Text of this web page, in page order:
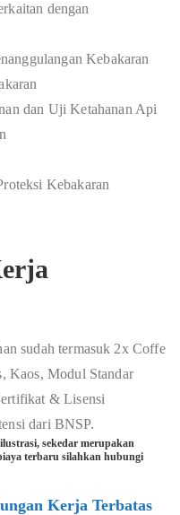
dengan
Kebakaran
dan Uji Ketahanan Api
Kebakaran
sudah termasuk 2x Coffe
Kaos, Modul Standar
& Lisensi
dari BNSP.
sekedar merupakan
terbaru silahkan hubungi
Kerja Terbatas